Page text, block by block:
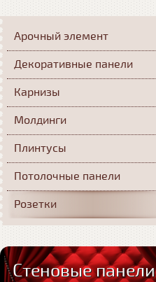
Арочный элемент
Декоративные панели
Карнизы
Молдинги
Плинтусы
Потолочные панели
Розетки
Стеновые панели